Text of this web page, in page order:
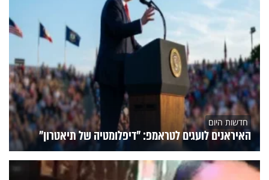
חדשות היום
האיראנים לועגים לטראמפ: "דיפלומטיה של תיאטרון"